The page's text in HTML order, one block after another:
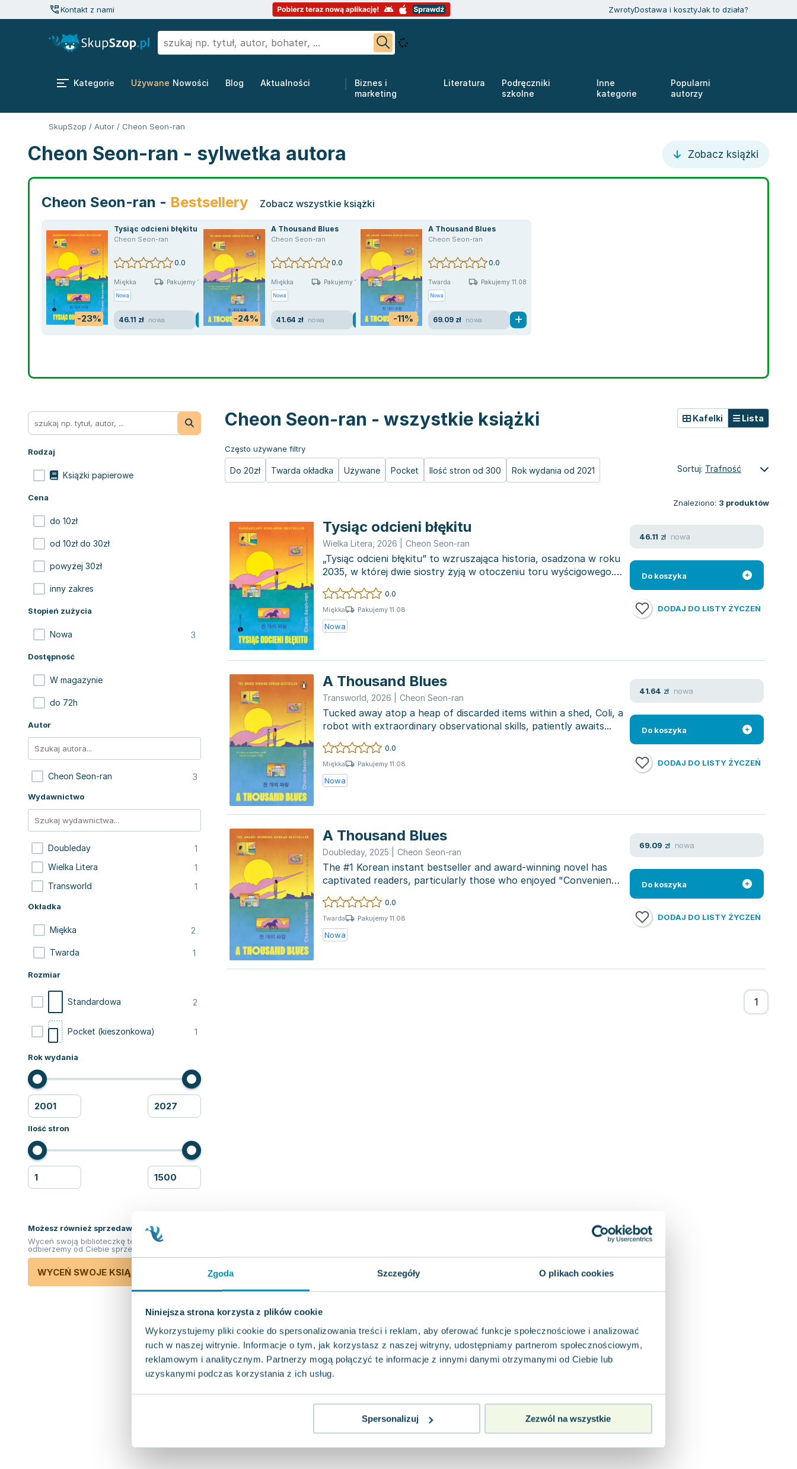
Zgoda Szczegóły O plikach cookies
Niniejsza strona korzysta z plików cookie
Wykorzystujemy pliki cookie do spersonalizowania treści i reklam, aby oferować funkcje społecznościowe i analizować
ruch w naszej witrynie. Informacje o tym, jak korzystasz z naszej witryny, udostępniamy partnerom społecznościowym,
reklamowym i analitycznym. Partnerzy mogą połączyć te informacje z innymi danymi otrzymanymi od Ciebie lub
uzyskanymi podczas korzystania z ich usług.
Spersonalizuj Zezwól na wszystkie
Kontakt z nami ZwrotyDostawa i kosztyJak to działa?
Kategorie Używane Nowości Blog Aktualności
Biznes i
marketing
Literatura
Podręczniki
szkolne
Inne
kategorie
Popularni
autorzy
SkupSzop / Autor / Cheon Seon-ran
Cheon Seon-ran - sylwetka autora Zobacz książki
Cheon Seon-ran - Bestsellery Zobacz wszystkie książki
-23%
Tysiąc odcieni błękitu
Cheon Seon-ran
0.0
Miękka Pakujemy 11.08
Nowa
46.11 zł nowa -24%
A Thousand Blues
Cheon Seon-ran
0.0
Miękka Pakujemy 11.08
Nowa
41.64 zł nowa -11%
A Thousand Blues
Cheon Seon-ran
0.0
Twarda Pakujemy 11.08
Nowa
69.09 zł nowa
Rodzaj
Książki papierowe
Cena
do 10zł
od 10zł do 30zł
powyżej 30zł
inny zakres
Stopień zużycia
Nowa 3
Dostępność
W magazynie
do 72h
Autor
Cheon Seon-ran 3
Wydawnictwo
Doubleday 1
Wielka Litera 1
Transworld 1
Okładka
Miękka 2
Twarda 1
Rozmiar
Standardowa 2
Pocket (kieszonkowa) 1
Rok wydania
Ilość stron
Możesz również sprzedawać ksiązki!
Wyceń swoją biblioteczkę teraz. Odkupimy i
odbierzemy od Ciebie sprzedane książki.
WYCEŃ SWOJE KSIĄŻKI
Cheon Seon-ran - wszystkie książki
Często używane filtry
Do 20zł Twarda okładka Używane Pocket Ilość stron od 300 Rok wydania od 2021
Kafelki Lista
Sortuj: Trafność
Znaleziono: 3 produktów
Tysiąc odcieni błękitu
Wielka Litera 2026 Cheon Seon-ran
„Tysiąc odcieni błękitu” to wzruszająca historia, osadzona w roku
2035, w której dwie siostry żyją w otoczeniu toru wyścigowego.
I...
0.0
Miękka Pakujemy 11.08
Nowa
46.11 zł nowa
Do koszyka
DODAJ DO LISTY ŻYCZEŃ
A Thousand Blues
Transworld 2026 Cheon Seon-ran
Tucked away atop a heap of discarded items within a shed, Coli, a
robot with extraordinary observational skills, patiently awaits...
0.0
Miękka Pakujemy 11.08
Nowa
41.64 zł nowa
Do koszyka
DODAJ DO LISTY ŻYCZEŃ
A Thousand Blues
Doubleday, 2025 Cheon Seon-ran
The #1 Korean instant bestseller and award-winning novel has
captivated readers, particularly those who enjoyed "Convenience
Store...
0.0
Twarda Pakujemy 11.08
Nowa
69.09 zł nowa
Do koszyka
DODAJ DO LISTY ŻYCZEŃ